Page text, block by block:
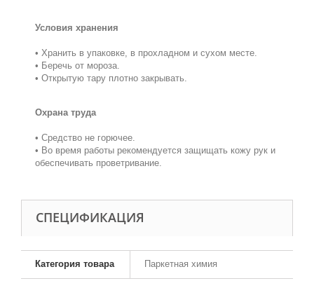
Условия хранения
• Хранить в упаковке, в прохладном и сухом месте.
• Беречь от мороза.
• Открытую тару плотно закрывать.
Охрана труда
• Средство не горючее.
• Во время работы рекомендуется защищать кожу рук и
обеспечивать проветривание.
CПЕЦИФИКАЦИЯ
Категория товара Паркетная химия